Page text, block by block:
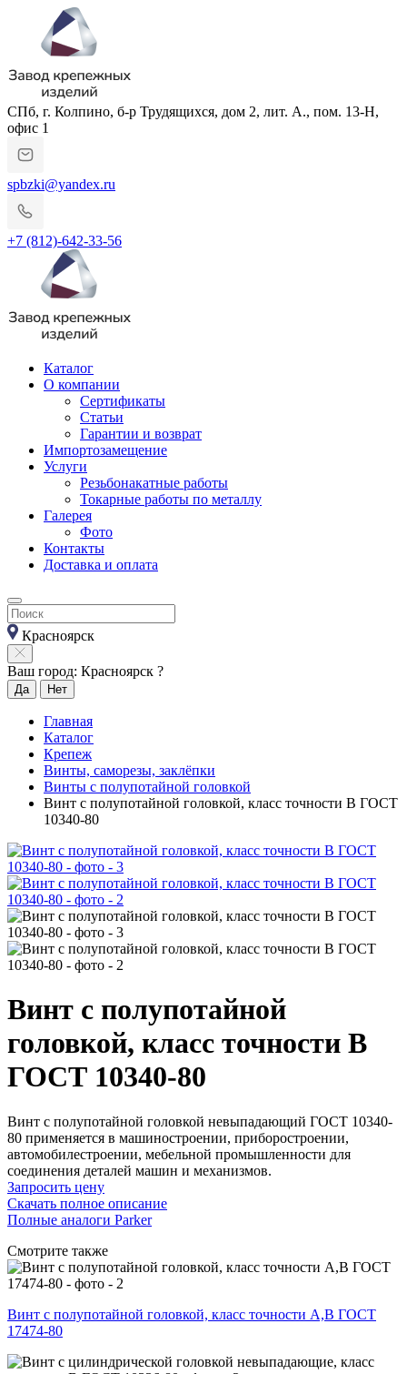
СПб, г. Колпино, б-р Трудящихся, дом 2, лит. А., пом. 13-Н,
офис 1
spbzki@yandex.ru
+7 (812)-642-33-56
Каталог
О компании
Сертификаты
Статьи
Гарантии и возврат
Импортозамещение
Услуги
Резьбонакатные работы
Токарные работы по металлу
Галерея
Фото
Контакты
Доставка и оплата
Красноярск
Ваш город: Красноярск ?
Да Нет
Главная
Каталог
Крепеж
Винты, саморезы, заклёпки
Винты с полупотайной головкой
Винт с полупотайной головкой, класс точности В ГОСТ
10340-80
Винт с полупотайной
головкой, класс точности В
ГОСТ 10340-80
Винт с полупотайной головкой невыпадающий ГОСТ 10340-
80 применяется в машиностроении, приборостроении,
автомобилестроении, мебельной промышленности для
соединения деталей машин и механизмов.
Запросить цену
Скачать полное описание
Полные аналоги Parker
Смотрите также
Винт с полупотайной головкой, класс точности А,В ГОСТ
17474-80